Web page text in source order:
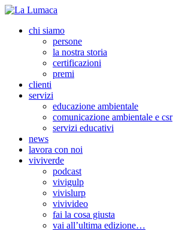
chi siamo
persone
la nostra storia
certificazioni
premi
clienti
servizi
educazione ambientale
comunicazione ambientale e csr
servizi educativi
news
lavora con noi
viviverde
podcast
vivigulp
vivislurp
vivivideo
fai la cosa giusta
vai all’ultima edizione…